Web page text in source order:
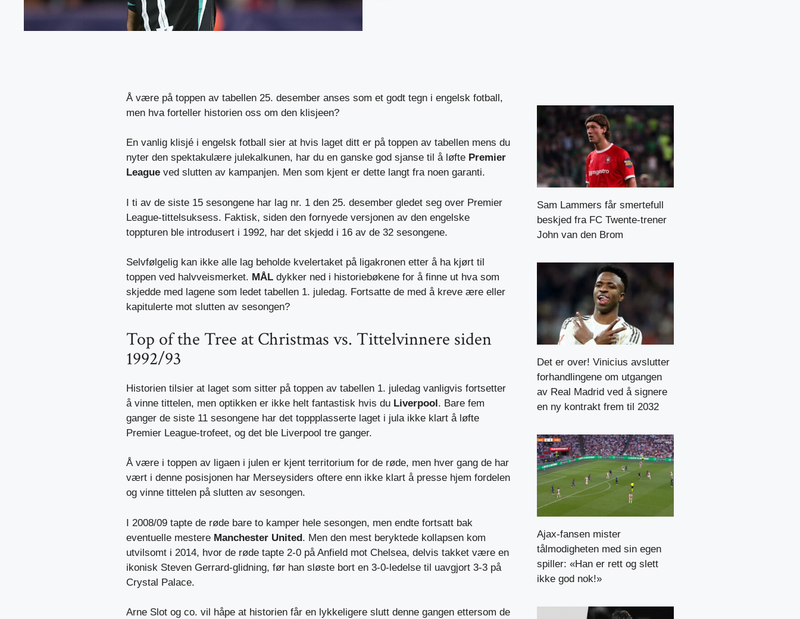
Å være på toppen av tabellen 25. desember anses som et godt tegn i engelsk fotball,
men hva forteller historien oss om den klisjeen?
En vanlig klisjé i engelsk fotball sier at hvis laget ditt er på toppen av tabellen mens du
nyter den spektakulære julekalkunen, har du en ganske god sjanse til å løfte Premier
League ved slutten av kampanjen. Men som kjent er dette langt fra noen garanti.
I ti av de siste 15 sesongene har lag nr. 1 den 25. desember gledet seg over Premier
League-tittelsuksess. Faktisk, siden den fornyede versjonen av den engelske
toppturen ble introdusert i 1992, har det skjedd i 16 av de 32 sesongene.
Selvfølgelig kan ikke alle lag beholde kvelertaket på ligakronen etter å ha kjørt til
toppen ved halvveismerket. MÅL dykker ned i historiebøkene for å finne ut hva som
skjedde med lagene som ledet tabellen 1. juledag. Fortsatte de med å kreve ære eller
kapitulerte mot slutten av sesongen?
Top of the Tree at Christmas vs. Tittelvinnere siden
1992/93
Historien tilsier at laget som sitter på toppen av tabellen 1. juledag vanligvis fortsetter
å vinne tittelen, men optikken er ikke helt fantastisk hvis du Liverpool. Bare fem
ganger de siste 11 sesongene har det toppplasserte laget i jula ikke klart å løfte
Premier League-trofeet, og det ble Liverpool tre ganger.
Å være i toppen av ligaen i julen er kjent territorium for de røde, men hver gang de har
vært i denne posisjonen har Merseysiders oftere enn ikke klart å presse hjem fordelen
og vinne tittelen på slutten av sesongen.
I 2008/09 tapte de røde bare to kamper hele sesongen, men endte fortsatt bak
eventuelle mestere Manchester United. Men den mest beryktede kollapsen kom
utvilsomt i 2014, hvor de røde tapte 2-0 på Anfield mot Chelsea, delvis takket være en
ikonisk Steven Gerrard-glidning, før han sløste bort en 3-0-ledelse til uavgjort 3-3 på
Crystal Palace.
Arne Slot og co. vil håpe at historien får en lykkeligere slutt denne gangen ettersom de
Sam Lammers får smertefull
beskjed fra FC Twente-trener
John van den Brom
Det er over! Vinicius avslutter
forhandlingene om utgangen
av Real Madrid ved å signere
en ny kontrakt frem til 2032
Ajax-fansen mister
tålmodigheten med sin egen
spiller: «Han er rett og slett
ikke god nok!»